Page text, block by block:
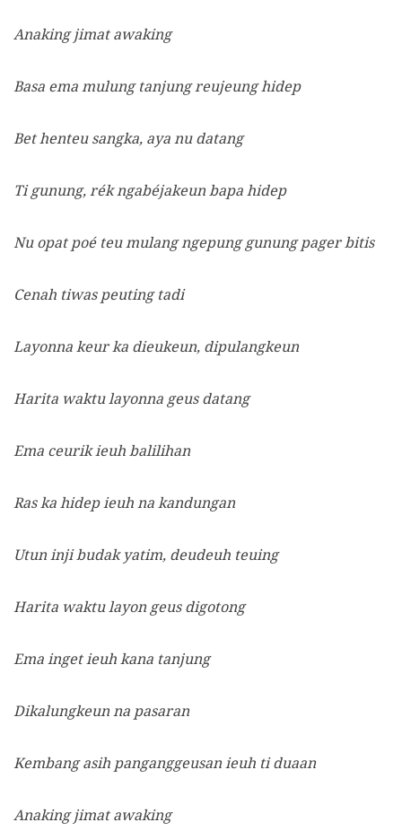
Anaking jimat awaking
Basa ema mulung tanjung reujeung hidep
Bet henteu sangka, aya nu datang
Ti gunung, rék ngabéjakeun bapa hidep
Nu opat poé teu mulang ngepung gunung pager bitis
Cenah tiwas peuting tadi
Layonna keur ka dieukeun, dipulangkeun
Harita waktu layonna geus datang
Ema ceurik ieuh balilihan
Ras ka hidep ieuh na kandungan
Utun inji budak yatim, deudeuh teuing
Harita waktu layon geus digotong
Ema inget ieuh kana tanjung
Dikalungkeun na pasaran
Kembang asih panganggeusan ieuh ti duaan
Anaking jimat awaking